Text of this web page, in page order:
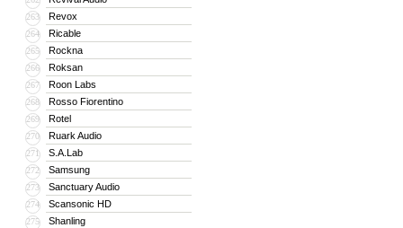
263 Revox
264 Ricable
265 Rockna
266 Roksan
267 Roon Labs
268 Rosso Fiorentino
269 Rotel
270 Ruark Audio
271 S.A.Lab
272 Samsung
273 Sanctuary Audio
274 Scansonic HD
275 Shanling